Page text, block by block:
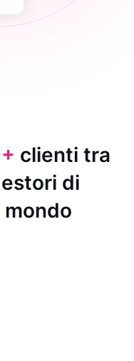
clienti tra
di